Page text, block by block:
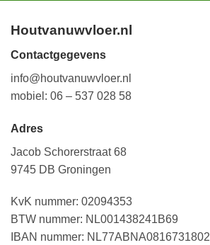
Houtvanuwvloer.nl
Contactgegevens
info@houtvanuwvloer.nl
mobiel: 06 – 537 028 58
Adres
Jacob Schorerstraat 68
9745 DB Groningen
KvK nummer: 02094353
BTW nummer: NL001438241B69
IBAN nummer: NL77ABNA0816731802